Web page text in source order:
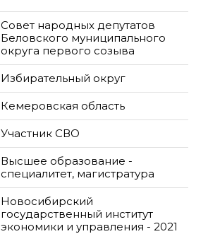
Совет народных депутатов
Беловского муниципального
округа первого созыва
Избирательный округ
Кемеровская область
Участник СВО
Высшее образование -
специалитет, магистратура
Новосибирский
государственный институт
экономики и управления - 2021